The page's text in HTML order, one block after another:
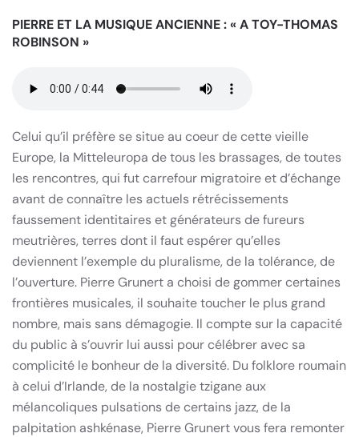
PIERRE ET LA MUSIQUE ANCIENNE : « A TOY-THOMAS
ROBINSON »
Celui qu’il préfère se situe au coeur de cette vieille
Europe, la Mitteleuropa de tous les brassages, de toutes
les rencontres, qui fut carrefour migratoire et d’échange
avant de connaître les actuels rétrécissements
faussement identitaires et générateurs de fureurs
meutrières, terres dont il faut espérer qu’elles
deviennent l’exemple du pluralisme, de la tolérance, de
l’ouverture. Pierre Grunert a choisi de gommer certaines
frontières musicales, il souhaite toucher le plus grand
nombre, mais sans démagogie. Il compte sur la capacité
du public à s’ouvrir lui aussi pour célébrer avec sa
complicité le bonheur de la diversité. Du folklore roumain
à celui d’Irlande, de la nostalgie tzigane aux
mélancoliques pulsations de certains jazz, de la
palpitation ashkénase, Pierre Grunert vous fera remonter